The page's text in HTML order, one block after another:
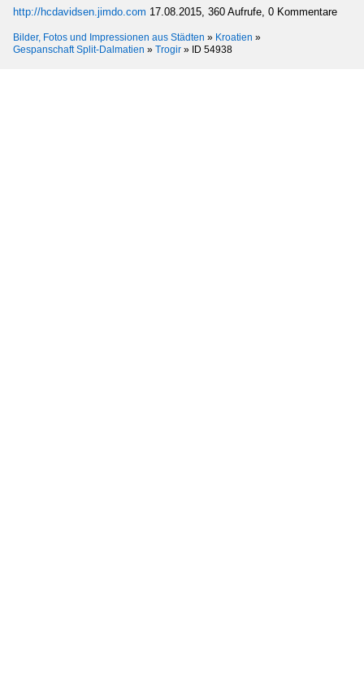
http://hcdavidsen.jimdo.com 17.08.2015, 360 Aufrufe, 0 Kommentare
Bilder, Fotos und Impressionen aus Städten » Kroatien »
Gespanschaft Split-Dalmatien » Trogir » ID 54938